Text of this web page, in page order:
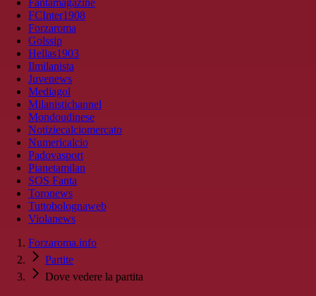
Fantamagazine
FCInter1908
Forzaroma
Golssip
Hellas1903
Ilmilanista
Juvenews
Mediagol
Milanistichannel
Mondoudinese
Notiziecalciomercato
Numericalcio
Padovasport
Pianetamilan
SOS Fanta
Toronews
Tuttobolognaweb
Violanews
Forzaroma.info
Partite
Dove vedere la partita